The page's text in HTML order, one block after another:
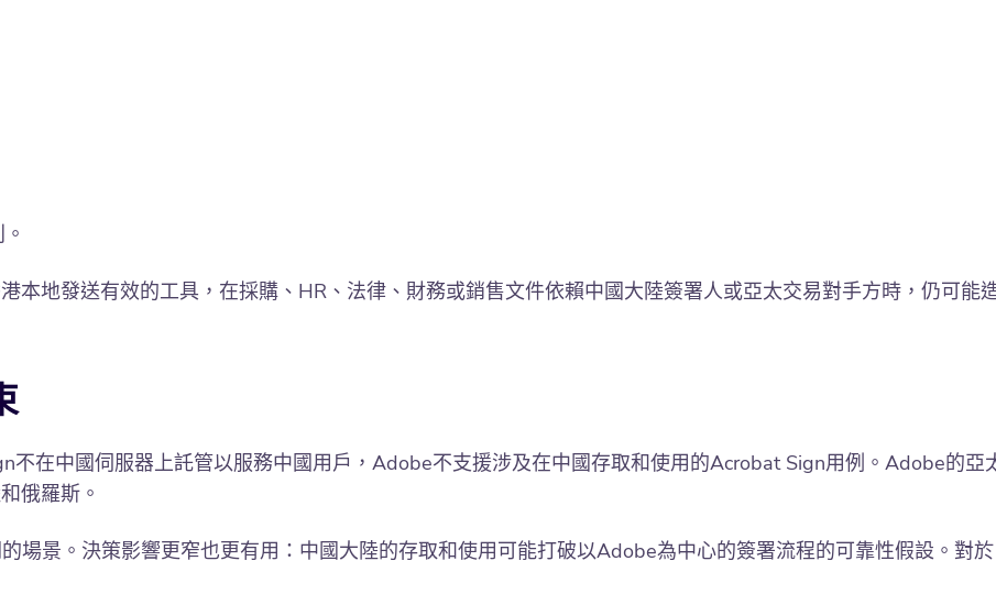
本地發送有效的工具，在採購、HR、法律、財務或銷售文件依賴中國大陸簽署人或亞太交易對手方時，仍可能
在中國伺服器上託管以服務中國用戶，Adobe不支援涉及在中國存取和使用的Acrobat Sign用例。Adobe的亞
俄羅斯。
場景。決策影響更窄也更有用：中國大陸的存取和使用可能打破以Adobe為中心的簽署流程的可靠性假設。對於